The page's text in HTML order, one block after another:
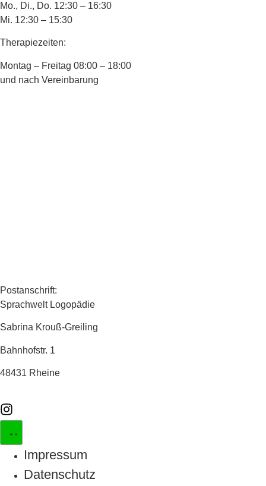
Mo., Di., Do. 12:30 – 16:30
Mi. 12:30 – 15:30
Therapiezeiten:
Montag – Freitag 08:00 – 18:00
und nach Vereinbarung
Postanschrift:
Sprachwelt Logopädie
Sabrina Krouß-Greiling
Bahnhofstr. 1
48431 Rheine
Impressum
Datenschutz